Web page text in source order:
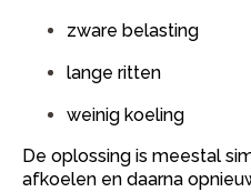
zware belasting
lange ritten
weinig koeling
De oplossing is meestal
afkoelen en daarna